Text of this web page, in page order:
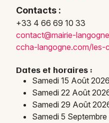
Artistes en tournée
Actus en Lozère
Magazine en Lozère
Contacts :
+33 4 66 69 10 33
contact@mairie-lango
ccha-langogne.com/les-
Dates et horaires :
Samedi 15 Août
Samedi 22 Août
Samedi 29 Août
Samedi 5